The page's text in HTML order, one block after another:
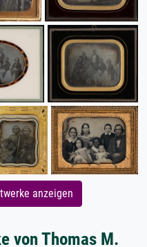
anzeigen
von Thomas M.